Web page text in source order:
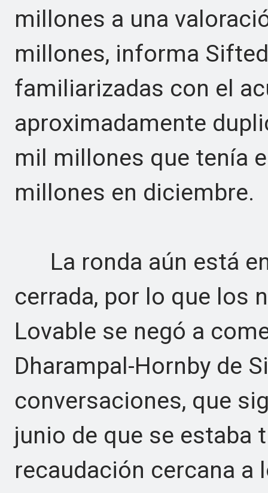
millones a una
millones, informa
familiarizadas con el
aproximadamente
mil millones que tenía
millones en diciembre.
La ronda aún está
cerrada, por lo que los
Lovable se negó a
Dharampal-Hornby de
conversaciones, que
junio de que se estaba
recaudación cercana